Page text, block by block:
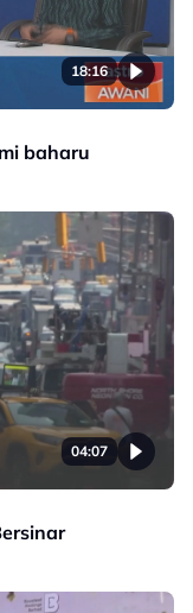
18:16
baharu
04:07